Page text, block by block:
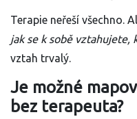
Terapie neřeší všechno.
jak se k sobě vztahujete,
vztah trvalý.
Je možné
bez terapeuta?